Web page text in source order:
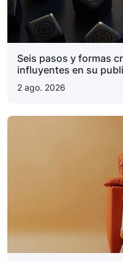
Seis pasos y formas
influyentes en su
2 ago. 2026